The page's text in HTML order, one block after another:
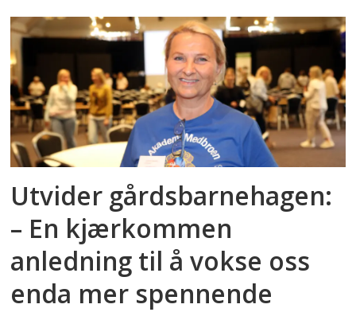
Utvider gårdsbarnehagen:
– En kjærkommen
anledning til å vokse oss
enda mer spennende